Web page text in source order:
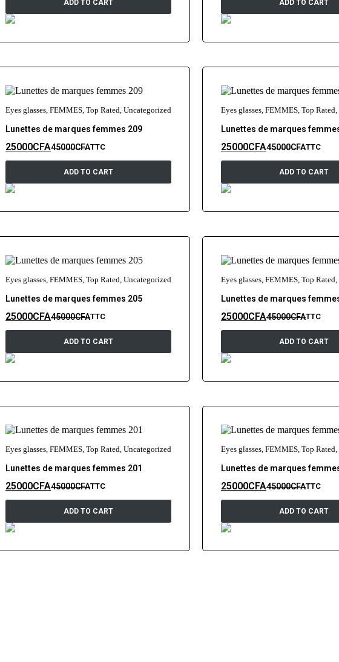
ADD TO CART ADD TO CART
Eyes glasses, FEMMES, Top Rated, Uncategorized
Lunettes de marques femmes 209
45000CFA
25000CFA TTC
ADD TO CART
Eyes glasses, FEMMES, Top Rated,
Lunettes de marques
45000CFA
25000CFA TTC
ADD TO CART
Eyes glasses, FEMMES, Top Rated, Uncategorized
Lunettes de marques femmes 205
45000CFA
25000CFA TTC
ADD TO CART
Eyes glasses, FEMMES, Top Rated,
Lunettes de marques
45000CFA
25000CFA TTC
ADD TO CART
Eyes glasses, FEMMES, Top Rated, Uncategorized
Lunettes de marques femmes 201
45000CFA
25000CFA TTC
ADD TO CART
Eyes glasses, FEMMES, Top Rated,
Lunettes de marques
45000CFA
25000CFA TTC
ADD TO CART